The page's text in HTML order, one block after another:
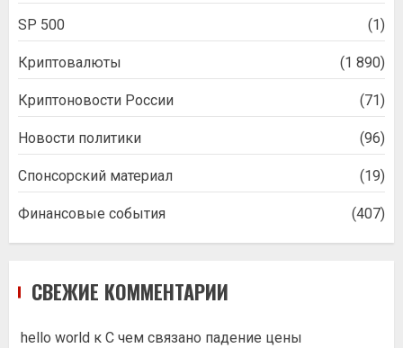
SP 500 (1)
Криптовалюты (1 890)
Криптоновости России (71)
Новости политики (96)
Спонсорский материал (19)
Финансовые события (407)
СВЕЖИЕ КОММЕНТАРИИ
hello world к С чем связано падение цены